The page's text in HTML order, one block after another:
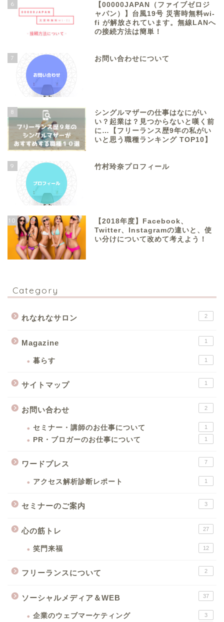
6
【00000JAPAN（ファイブゼロジ
ャパン）】台風19号 災害時無料wi-
fi が解放されています。無線LANへ
の接続方法は簡単！
7 お問い合わせについて
8
シングルマザーの仕事はなにがい
い？起業は？見つからないと嘆く前
に…【フリーランス歴9年の私がい
いと思う職種ランキング TOP10】
9 竹村玲奈プロフィール
10
【2018年度】Facebook、
Twitter、Instagramの違いと、使
い分けについて改めて考えよう！
Category
れなれなサロン 2
Magazine 1
暮らす 1
サイトマップ 1
お問い合わせ 2
セミナー・講師のお仕事について 1
PR・ブロガーのお仕事について 1
ワードプレス 7
アクセス解析診断レポート 1
セミナーのご案内 3
心の筋トレ 27
笑門来福 12
フリーランスについて 2
ソーシャルメディア＆WEB 37
企業のウェブマーケティング 3